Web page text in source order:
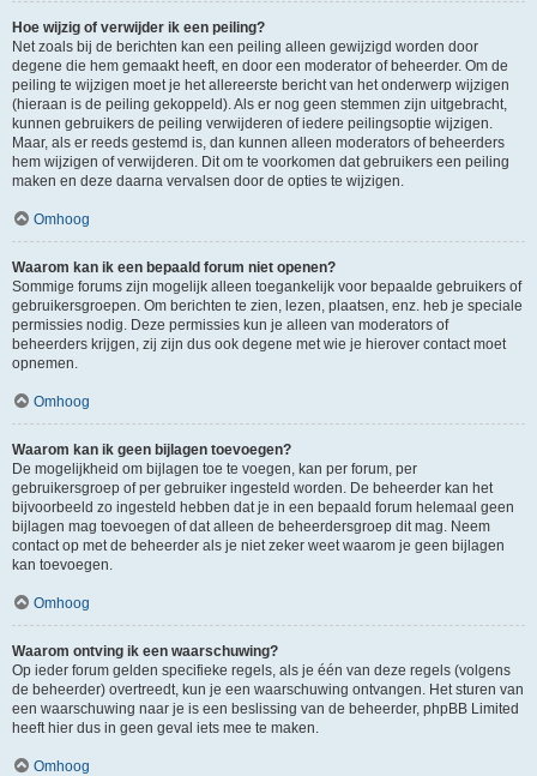
Hoe wijzig of verwijder ik een peiling?
Net zoals bij de berichten kan een peiling alleen gewijzigd worden door
degene die hem gemaakt heeft, en door een moderator of beheerder. Om de
peiling te wijzigen moet je het allereerste bericht van het onderwerp wijzigen
(hieraan is de peiling gekoppeld). Als er nog geen stemmen zijn uitgebracht,
kunnen gebruikers de peiling verwijderen of iedere peilingsoptie wijzigen.
Maar, als er reeds gestemd is, dan kunnen alleen moderators of beheerders
hem wijzigen of verwijderen. Dit om te voorkomen dat gebruikers een peiling
maken en deze daarna vervalsen door de opties te wijzigen.
Omhoog
Waarom kan ik een bepaald forum niet openen?
Sommige forums zijn mogelijk alleen toegankelijk voor bepaalde gebruikers of
gebruikersgroepen. Om berichten te zien, lezen, plaatsen, enz. heb je speciale
permissies nodig. Deze permissies kun je alleen van moderators of
beheerders krijgen, zij zijn dus ook degene met wie je hierover contact moet
opnemen.
Omhoog
Waarom kan ik geen bijlagen toevoegen?
De mogelijkheid om bijlagen toe te voegen, kan per forum, per
gebruikersgroep of per gebruiker ingesteld worden. De beheerder kan het
bijvoorbeeld zo ingesteld hebben dat je in een bepaald forum helemaal geen
bijlagen mag toevoegen of dat alleen de beheerdersgroep dit mag. Neem
contact op met de beheerder als je niet zeker weet waarom je geen bijlagen
kan toevoegen.
Omhoog
Waarom ontving ik een waarschuwing?
Op ieder forum gelden specifieke regels, als je één van deze regels (volgens
de beheerder) overtreedt, kun je een waarschuwing ontvangen. Het sturen van
een waarschuwing naar je is een beslissing van de beheerder, phpBB Limited
heeft hier dus in geen geval iets mee te maken.
Omhoog